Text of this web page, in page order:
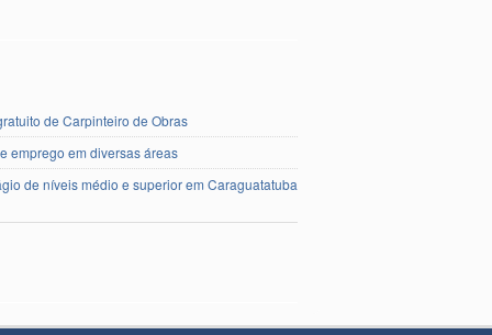
de Carpinteiro de Obras
emprego em diversas áreas
de níveis médio e superior em Caraguatatuba